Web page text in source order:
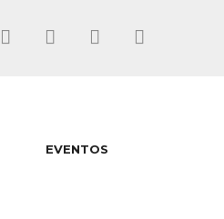
EVENTOS